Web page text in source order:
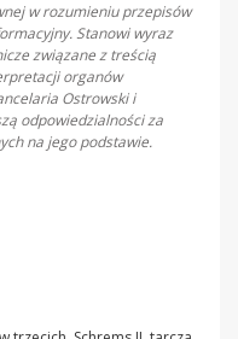
w rozumieniu przepisów
Stanowi wyraz
związane z treścią
organów
Ostrowski i
odpowiedzialności za
na jego podstawie.